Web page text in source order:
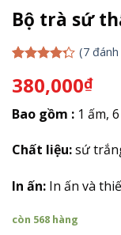
Bộ trà sứ
5 dựa
trên đánh
giá
(7đánh
380,000₫
Bao gồm : 1 ấm,
Chất liệu:sứ
In ấn: In ấn và
còn 568 hàng